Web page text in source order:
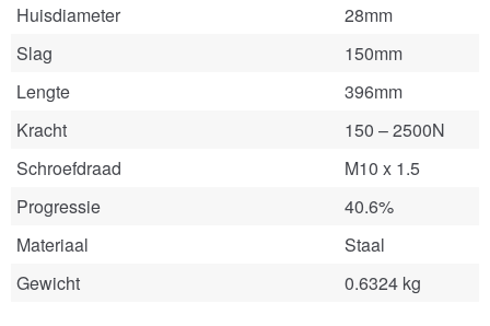
Huisdiameter
28mm
Slag
150mm
Lengte
396mm
Kracht
150 – 2500N
Schroefdraad
M10 x 1.5
Progressie
40.6%
Materiaal
Staal
Gewicht
0.6324 kg